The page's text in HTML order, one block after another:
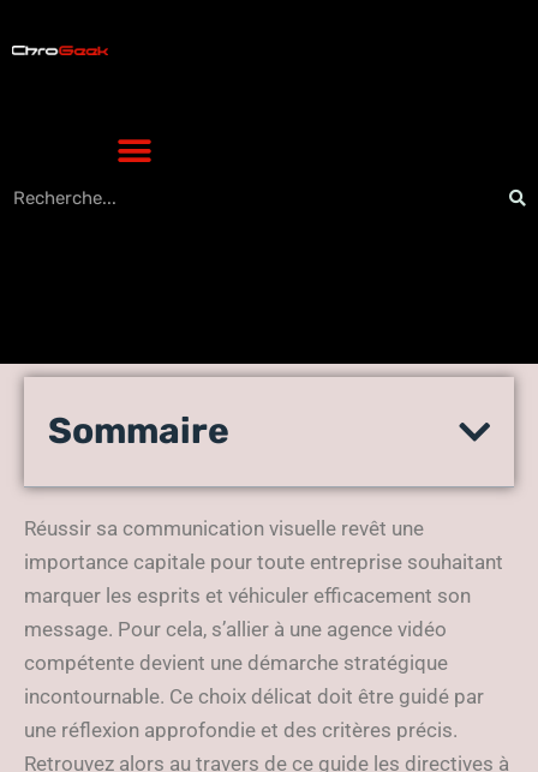
Réussir sa communication :
bonne agence vidéo ?
Sommaire
Réussir sa communication visuelle revêt une
importance capitale pour toute entreprise souhaitant
marquer les esprits et véhiculer efficacement son
message. Pour cela, s’allier à une agence vidéo
compétente devient une démarche stratégique
incontournable. Ce choix délicat doit être guidé par
une réflexion approfondie et des critères précis.
Retrouvez alors au travers de ce guide les directives à